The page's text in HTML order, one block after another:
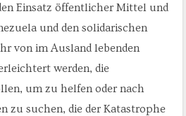
Einsatz öffentlicher Mittel und
und den solidarischen
von im Ausland lebenden
werden, die
um zu helfen oder nach
zu suchen, die der Katastrophe